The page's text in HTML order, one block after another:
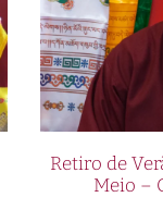
Retiro de
Meio –